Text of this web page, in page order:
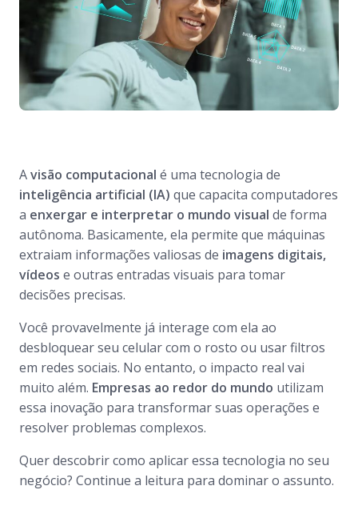
Avisão computacional é uma tecnologia de
inteligência artificial (IA) que capacita computadores
a enxergar e interpretar o mundo visual de forma
autônoma. Basicamente, ela permite que máquinas
extraiam informações valiosas de imagens digitais,
vídeos e outras entradas visuais para tomar
decisões precisas.
Você provavelmente já interage com ela ao
desbloquear seu celular com o rosto ou usar filtros
em redes sociais. No entanto, o impacto real vai
muito além. Empresas ao redor do mundo utilizam
essa inovação para transformar suas operações e
resolver problemas complexos.
Quer descobrir como aplicar essa tecnologia no seu
negócio? Continue a leitura para dominar o assunto.